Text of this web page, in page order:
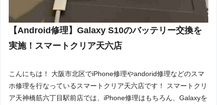
【Android修理】Galaxy S10のバッテリー交換を
実施！スマートクリア天六店
こんにちは！ 大阪市北区でiPhone修理やandorid修理などのスマ
ホ修理を行なっているスマートクリア天六店です！ スマートクリ
ア天神橋筋六丁目駅前店では、iPhone修理はもちろん、Galaxyを